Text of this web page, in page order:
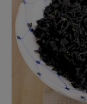
肉品・水產
畜產肉類
水畜加工品
調理食材・點心
蔬食
蛋料理
料理方式
烘焙．點心
更多預購活動
當季產品
合作25-經典快閃最後一
合作25-精選產品第四彈
合作25-精選產品第三彈
產品故事
樂齡生活
廚房瑜伽
關注議題
關於我們
合作社組織
員工與求才
產品檢驗